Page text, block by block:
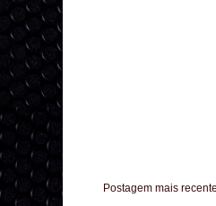
Postagem mais recente